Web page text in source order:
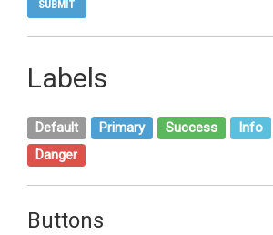
Labels
Default Primary Success Info
Danger
Buttons